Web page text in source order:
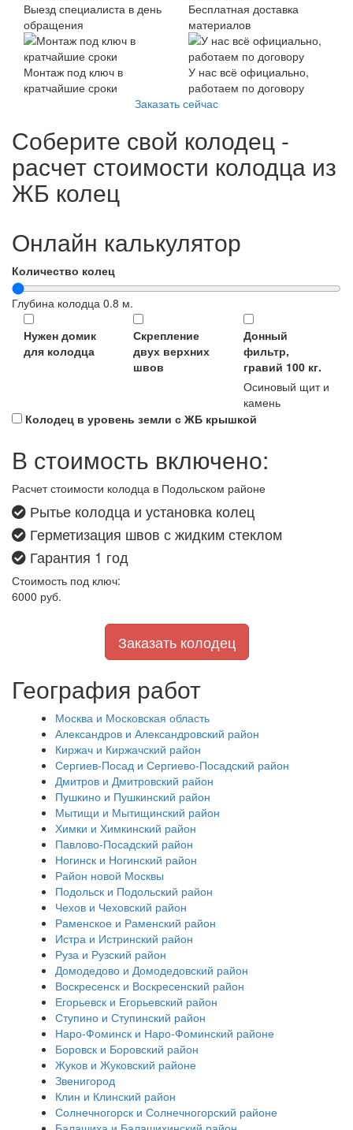
Выезд специалиста в день
обращения
Бесплатная доставка
материалов
Монтаж под ключ в
кратчайшие сроки
У нас всё официально,
работаем по договору
Заказать сейчас
Соберите свой колодец -
расчет стоимости колодца из
ЖБ колец
Онлайн калькулятор
Количество колец
Глубина колодца 0.8 м.
Нужен домик
для колодца
Скрепление
двух верхних
швов
Донный
фильтр,
гравий 100 кг.
Осиновый щит и
камень
Колодец в уровень земли с ЖБ крышкой
В стоимость включено:
Расчет стоимости колодца в Подольском районе
Рытье колодца и установка колец
Герметизация швов с жидким стеклом
Гарантия 1 год
Стоимость под ключ:
6000 руб.
Заказать колодец
География работ
Москва и Московская область
Александров и Александровский район
Киржач и Киржачский район
Сергиев-Посад и Сергиево-Посадский район
Дмитров и Дмитровский район
Пушкино и Пушкинский район
Мытищи и Мытищинский район
Химки и Химкинский район
Павлово-Посадский район
Ногинск и Ногинский район
Район новой Москвы
Подольск и Подольский район
Чехов и Чеховский район
Раменское и Раменский район
Истра и Истринский район
Руза и Рузский район
Домодедово и Домодедовский район
Воскресенск и Воскресенский район
Егорьевск и Егорьевский район
Ступино и Ступинский район
Наро-Фоминск и Наро-Фоминский районе
Боровск и Боровский район
Жуков и Жуковский районе
Звенигород
Клин и Клинский район
Солнечногорск и Солнечногорский районе